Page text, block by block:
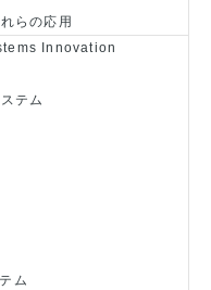
らの応用
Innovation
テム
ム